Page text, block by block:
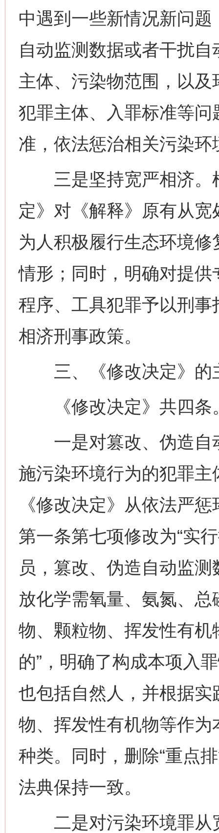
中遇到一些新情况新问
自动监测数据或者干扰
主体、污染物范围，以
犯罪主体、入罪标准等
准，依法惩治相关污染环
三是坚持宽严相济。
定》对《解释》原有从
为人积极履行生态环境
情形；同时，明确对提
程序、工具犯罪予以刑
相济刑事政策。
三、《修改决定》的
《修改决定》共四条
一是对篡改、伪造自
施污染环境行为的犯罪
《修改决定》从依法严
第一条第七项修改为“实
员，篡改、伪造自动监
放化学需氧量、氨氮、
物、颗粒物、挥发性有
的”，明确了构成本项入
也包括自然人，并根据
物、挥发性有机物等作
种类。同时，删除“重点
法典保持一致。
二是对污染环境罪从